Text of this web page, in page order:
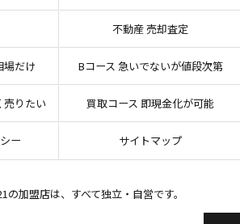
不動産 売却査定
場だけ Bコース 急いでないが値段次第
売りたい 買取コース 即現金化が可能
ー サイトマップ
の加盟店は、すべて独立・自営です。